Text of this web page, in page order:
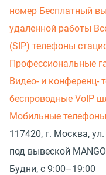
номер Бесплатный
удаленной работы
(SIP) телефоны
Профессиональные
Видео- и конференц-
беспроводные VoIP
Мобильные телефоны
117420, г. Москва,
под вывеской
Будни, с 9:00–19:00